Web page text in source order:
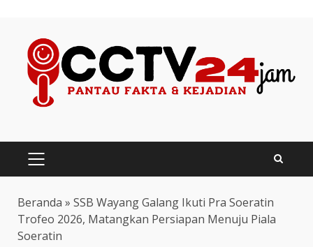
content
PRIMARY
MENU
Beranda » SSB Wayang Galang Ikuti Pra Soeratin
Trofeo 2026, Matangkan Persiapan Menuju Piala
Soeratin